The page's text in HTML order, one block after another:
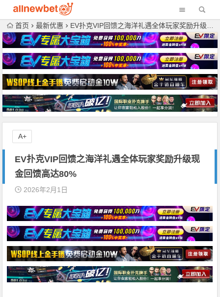
首页 最新优惠 EV扑克VIP回馈之海洋礼遇全体玩家奖励升级现金回馈高达80%
EV扑克VIP回馈之海洋礼遇全体玩家奖励升级现
金回馈高达80%
2026年2月1日
A+